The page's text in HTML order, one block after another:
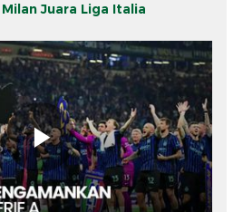
Juara Liga Italia